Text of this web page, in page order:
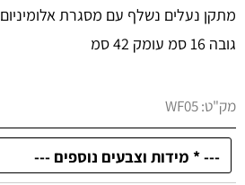
מתקן נעלים נשלף עם מסגרת אלומיניום
גובה 16 סמ עומק 42 סמ
מק"ט:WF05